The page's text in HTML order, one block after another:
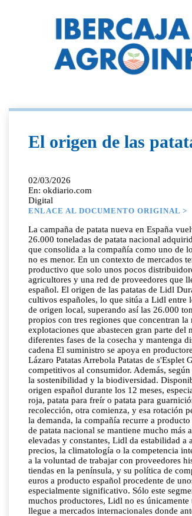
El origen de las
02/03/2026
En: okdiario.com
Digital
ENLACE AL DOCUMENTO ORIGINAL >
La campaña de patata nueva en España
26.000 toneladas de patata nacional
que consolida a la compañía como uno de
no es menor. En un contexto de mercados
productivo que solo unos pocos
agricultores y una red de proveedores que
español. El origen de las patatas de Lidl
cultivos españoles, lo que sitúa a Lidl entre
de origen local, superando así las 26.000
propios con tres regiones que concentran
explotaciones que abastecen gran parte
diferentes fases de la cosecha y mantenga
cadena El suministro se apoya en
Lázaro Patatas Arrebola Patatas de
competitivos al consumidor. Además,
la sostenibilidad y la biodiversidad.
origen español durante los 12 meses,
roja, patata para freír o patata para
recolección, otra comienza, y esa rotación
la demanda, la compañía recurre a
de patata nacional se mantiene mucho
elevadas y constantes, Lidl da estabilidad
precios, la climatología o la competencia
a la voluntad de trabajar con proveedores
tiendas en la península, y su política de
euros a producto español procedente de
especialmente significativo. Sólo este
muchos productores, Lidl no es
llegue a mercados internacionales donde